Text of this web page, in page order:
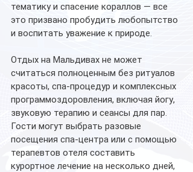
тематику и спасение кораллов — все
это призвано пробудить любопытство
и воспитать уважение к природе.
Отдых на Мальдивах не может
считаться полноценным без ритуалов
красоты, спа-процедур и комплексных
программоздоровления, включая йогу,
звуковую терапию и сеансы для пар.
Гости могут выбрать разовые
посещения спа-центра или с помощью
терапевтов отеля составить
курортное лечение на несколько дней,